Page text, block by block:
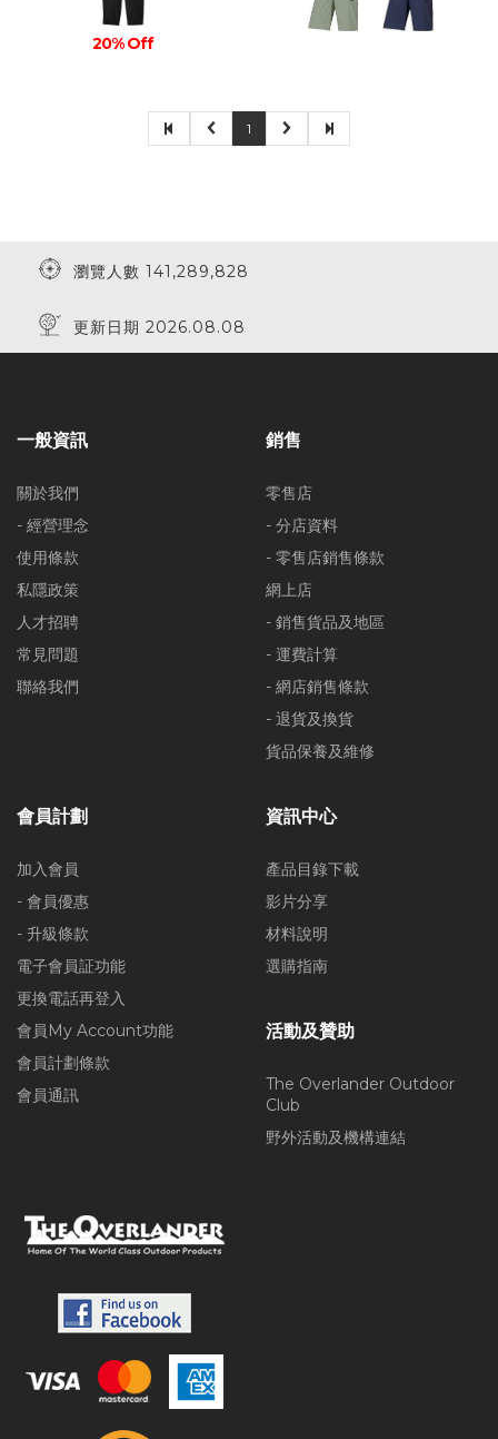
20% Off
1
瀏覽人數 141,289,828
更新日期 2026.08.08
一般資訊
關於我們
- 經營理念
使用條款
私隱政策
人才招聘
常見問題
聯絡我們
銷售
零售店
- 分店資料
- 零售店銷售條款
網上店
- 銷售貨品及地區
- 運費計算
- 網店銷售條款
- 退貨及換貨
貨品保養及維修
會員計劃
加入會員
- 會員優惠
- 升級條款
電子會員証功能
更換電話再登入
會員My Account功能
會員計劃條款
會員通訊
資訊中心
產品目錄下載
影片分享
材料說明
選購指南
活動及贊助
The Overlander Outdoor
Club
野外活動及機構連結